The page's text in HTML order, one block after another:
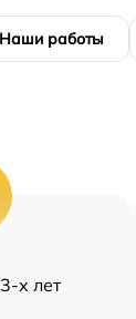
Наши работы
х лет